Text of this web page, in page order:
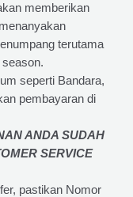
memberikan
terutama
seperti Bandara,
pembayaran di
ANDA SUDAH
SERVICE
pastikan Nomor